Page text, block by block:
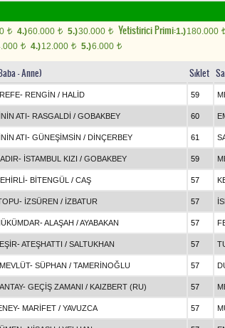
t 4.)60.000 t 5.)30.000 t Yetistirici Primi:1.)180.000
t 4.)12.000 t 5.)6.000 t
- Anne) Sıklet
- RENGİN / HALİD 59
ATI- RASGALDİ / GOBAKBEY 60
ATI- GÜNEŞİMSİN / DİNÇERBEY 61
- İSTAMBUL KIZI / GOBAKBEY 59
- BİTENGÜL / CAŞ 57
- İZSÜREN / İZBATUR 57
-ALAŞAH /AYABAKAN 57
-ATEŞHATTI / SALTUKHAN 57
- SÜPHAN / TAMERİNOĞLU 57
- GEÇİŞ ZAMANI / KAIZBERT (RU) 57
- MARİFET / YAVUZCA 57